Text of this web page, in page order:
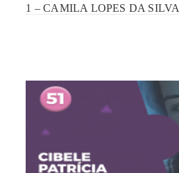
1 – CAMILA LOPES DA SILVA